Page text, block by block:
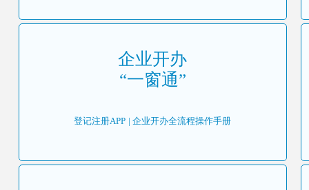
企业开办
“一窗通”
登记注册APP | 企业开办全流程操作手册